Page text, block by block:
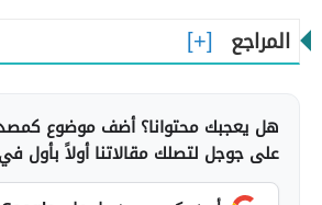
المراجع
هل يعجبك محتوانا؟ أضف موضوع
على جوجل لتصلك مقالاتنا أولاً بأول